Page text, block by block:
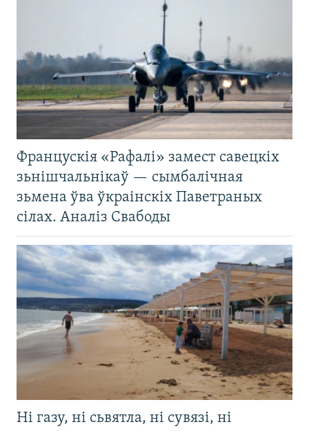
Францускія «Рафалі» замест савецкіх
зьнішчальнікаў — сымбалічная
зьмена ўва ўкраінскіх Паветраных
сілах. Аналіз Свабоды
Ні газу, ні сьвятла, ні сувязі, ні